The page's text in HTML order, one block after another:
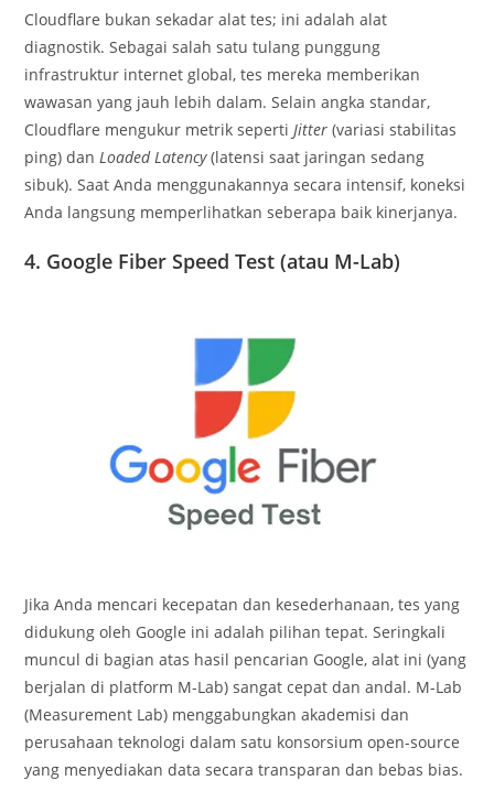
Cloudflare bukan sekadar alat tes; ini adalah alat
diagnostik. Sebagai salah satu tulang punggung
infrastruktur internet global, tes mereka memberikan
wawasan yang jauh lebih dalam. Selain angka standar,
Cloudflare mengukur metrik seperti Jitter (variasi stabilitas
ping) dan Loaded Latency(latensi saat jaringan sedang
sibuk). Saat Anda menggunakannya secara intensif, koneksi
Anda langsung memperlihatkan seberapa baik kinerjanya.
4. Google Fiber Speed Test (atau M-Lab)
Jika Anda mencari kecepatan dan kesederhanaan, tes yang
didukung oleh Google ini adalah pilihan tepat. Seringkali
muncul di bagian atas hasil pencarian Google, alat ini (yang
berjalan di platform M-Lab) sangat cepat dan andal. M-Lab
(Measurement Lab) menggabungkan akademisi dan
perusahaan teknologi dalam satu konsorsium open-source
yang menyediakan data secara transparan dan bebas bias.